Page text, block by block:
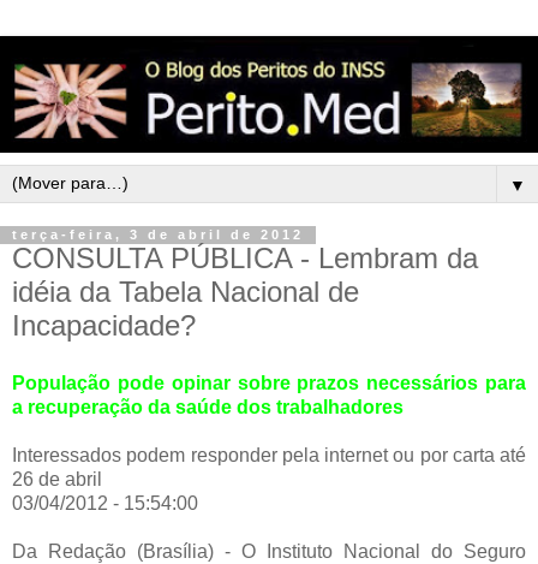
▼
terça-feira, 3 de abril de 2012
CONSULTA PÚBLICA - Lembram da
idéia da Tabela Nacional de
Incapacidade?
População pode opinar sobre prazos necessários para
a recuperação da saúde dos trabalhadores
Interessados podem responder pela internet ou por carta até
26 de abril
03/04/2012 - 15:54:00
Da Redação (Brasília) - O Instituto Nacional do Seguro